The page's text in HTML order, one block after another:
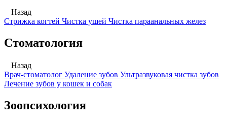
Назад
Стрижка когтей Чистка ушей Чистка параанальных желез
Стоматология
Назад
Врач-стоматолог Удаление зубов Ультразвуковая чистка зубов
Лечение зубов у кошек и собак
Зоопсихология